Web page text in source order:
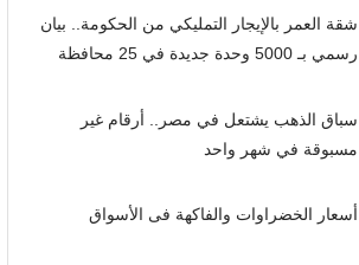
شقة العمر بالإيجار التمليكي من الحكومة.. بيان
رسمي بـ 5000 وحدة جديدة في 25 محافظة
سباق الذهب يشتعل في مصر.. أرقام غير
مسبوقة في شهر واحد
أسعار الخضراوات والفاكهة فى الأسواق